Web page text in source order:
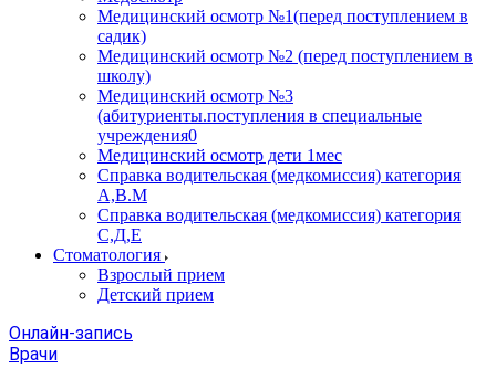
Медицинский осмотр №1(перед поступлением в
садик)
Медицинский осмотр №2 (перед поступлением в
школу)
Медицинский осмотр №3
(абитуриенты.поступления в специальные
учреждения0
Медицинский осмотр дети 1мес
Справка водительская (медкомиссия) категория
А,В.М
Справка водительская (медкомиссия) категория
С,Д,Е
Стоматология
Взрослый прием
Детский прием
Онлайн-запись
Врачи